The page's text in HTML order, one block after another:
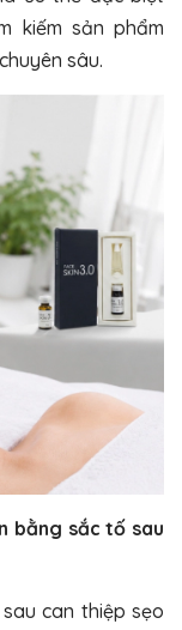
kiếm sản phẩm
sâu.
bằng sắc tố sau
can thiệp sẹo